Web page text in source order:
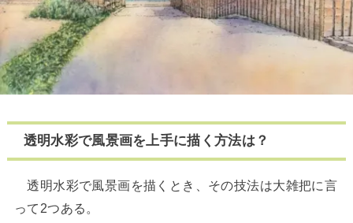
透明水彩で風景画を上手に描く方法は？
透明水彩で風景画を描くとき、その技法は大雑把に言
って2つある。